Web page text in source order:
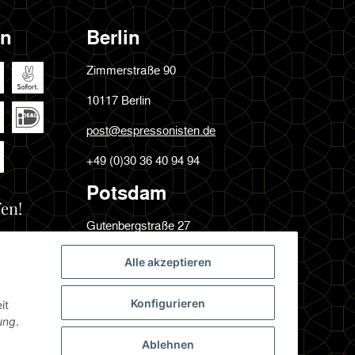
Alle akzeptieren
Konfigurieren
Ablehnen
.
Berlin
Zimmerstraße 90
10117 Berlin
post@espressonisten.de
+49 (0)30 36 40 94 94
Potsdam
Gutenbergstraße 27
14467 Potsdam
post@espressonisten.de